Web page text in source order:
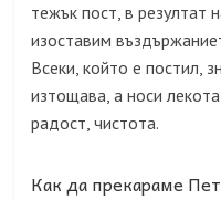
тежък пост, в резултат
изоставим
Всеки, който е постил,
изтощава, а носи
радост, чистота.
Как да прекараме